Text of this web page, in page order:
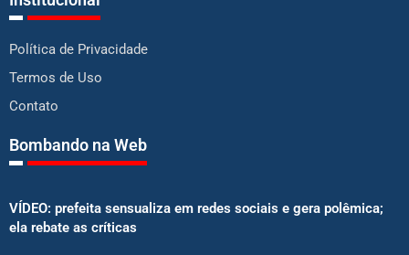
Política de Privacidade
Termos de Uso
Contato
Bombando na Web
VÍDEO: prefeita sensualiza em redes sociais e gera polêmica;
ela rebate as críticas